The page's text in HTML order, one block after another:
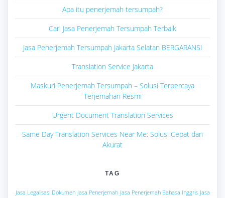
Apa itu penerjemah tersumpah?
Cari Jasa Penerjemah Tersumpah Terbaik
Jasa Penerjemah Tersumpah Jakarta Selatan BERGARANSI
Translation Service Jakarta
Maskuri Penerjemah Tersumpah – Solusi Terpercaya
Terjemahan Resmi
Urgent Document Translation Services
Same Day Translation Services Near Me: Solusi Cepat dan
Akurat
TAG
Jasa Legalisasi Dokumen Jasa Penerjemah Jasa Penerjemah Bahasa Inggris Jasa